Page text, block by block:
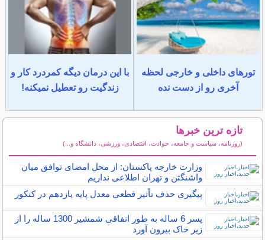
تورهای داخلی و خارجی لحظه
آخری رو از دست نده
با این درمان دیگه کمردرد کار و
زندگیت رو تعطیل نمیکنه!
تازه ترین خبرها
(روزنامه، سیاست و جامعه، حوادث، اقتصادی، ورزشی، دانشگاه و...)
وزارت خارجه پاکستان: از محل امضای توافق میان
واشنگتن و تهران اطلاعی نداریم
پیگیری حذف تأثیر قطعی معدل پایه یازدهم در کنکور
پسر 6 ساله به طور اتفاقی شمشیر 1300 ساله را از
زیر خاک بیرون آورد